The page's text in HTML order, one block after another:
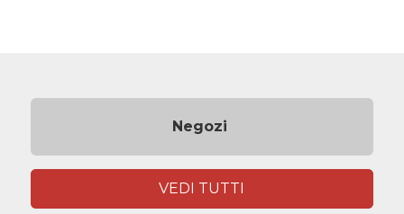
Negozi
VEDI TUTTI